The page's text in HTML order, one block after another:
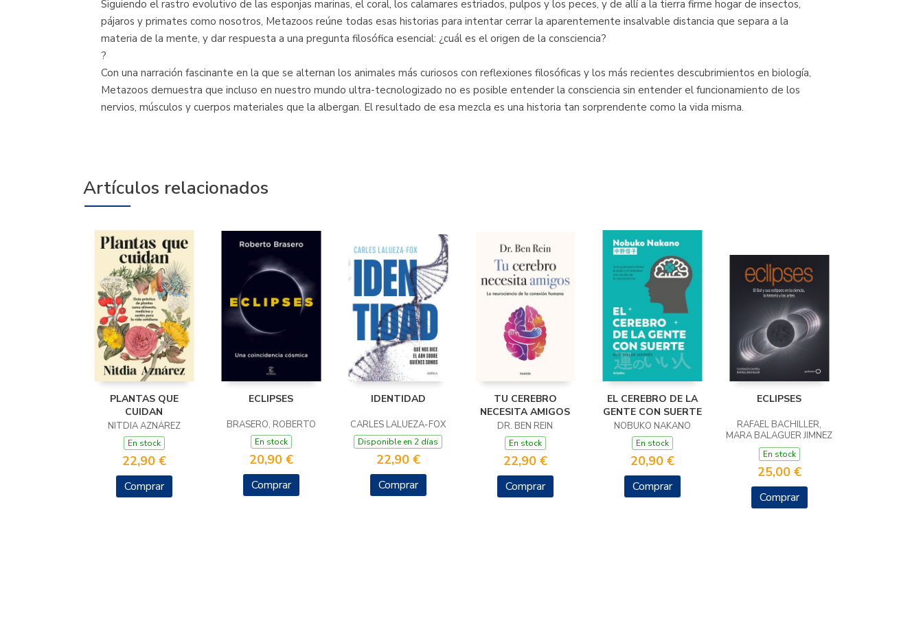
Siguiendo el rastro evolutivo de las esponjas marinas, el coral, los calamares estriados, pulpos y los peces, y de allí a la tierra firme hogar de insectos,
pájaros y primates como nosotros, Metazoos reúne todas esas historias para intentar cerrar la aparentemente insalvable distancia que separa a la
materia de la mente, y dar respuesta a una pregunta filosófica esencial: ¿cuál es el origen de la consciencia?
?
Con una narración fascinante en la que se alternan los animales más curiosos con reflexiones filosóficas y los más recientes descubrimientos en biología,
Metazoos demuestra que incluso en nuestro mundo ultra-tecnologizado no es posible entender la consciencia sin entender el funcionamiento de los
nervios, músculos y cuerpos materiales que la albergan. El resultado de esa mezcla es una historia tan sorprendente como la vida misma.
Artículos relacionados
PLANTAS QUE
CUIDAN
NITDIA AZNÁREZ
En stock
22,90 €
Comprar
ECLIPSES
BRASERO, ROBERTO
En stock
20,90 €
Comprar
IDENTIDAD
CARLES LALUEZA-FOX
Disponible en 2 días
22,90 €
Comprar
TU CEREBRO
NECESITA AMIGOS
DR. BEN REIN
En stock
22,90 €
Comprar
EL CEREBRO DE LA
GENTE CON SUERTE
NOBUKO NAKANO
En stock
20,90 €
Comprar
ECLIPSES
RAFAEL BACHILLER,
MARA BALAGUER JIMNEZ
JUA ES
En stock
25,00 €
Comprar